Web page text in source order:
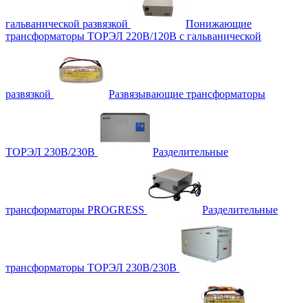
гальванической развязкой
Понижающие
трансформаторы ТОРЭЛ 220В/120В с гальванической
развязкой Развязывающие трансформаторы
ТОРЭЛ 230В/230В Разделительные
трансформаторы PROGRESS Разделительные
трансформаторы ТОРЭЛ 230В/230В